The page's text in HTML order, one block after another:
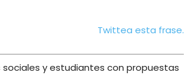
Twittea esta frase.
sociales y estudiantes con propuestas